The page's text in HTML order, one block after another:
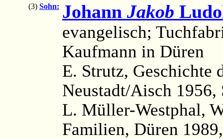
(3) Sohn: Johann Jakob
evangelisch;
Kaufmann in Düren
E. Strutz, Geschichte
Neustadt/Aisch 1956,
L. Müller-Westphal,
Familien, Düren